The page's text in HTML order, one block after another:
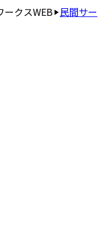
ークスWEB 民間サー